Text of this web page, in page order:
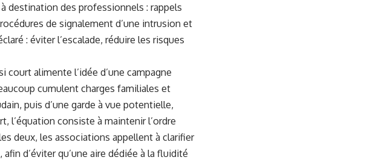
destination des professionnels : rappels
de signalement d’une intrusion et
: éviter l’escalade, réduire les risques
alimente l’idée d’une campagne
cumulent charges familiales et
puis d’une garde à vue potentielle,
l’équation consiste à maintenir l’ordre
deux, les associations appellent à clarifier
d’éviter qu’une aire dédiée à la fluidité